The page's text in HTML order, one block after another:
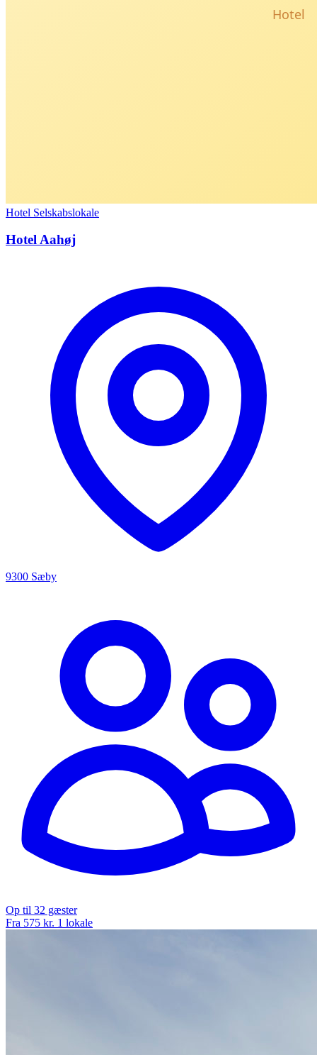
Hotel Selskabslokale
Hotel Aahøj
9300 Sæby
Op til 32 gæster
Fra 575 kr. 1 lokale